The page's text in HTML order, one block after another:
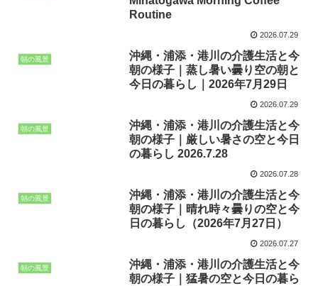
Routine
2026.07.29
朝の風景
沖縄・浦添・港川の介護生活と今
朝の様子｜蒸し暑い曇り空の朝と
今日の暮らし｜2026年7月29日
2026.07.29
朝の風景
沖縄・浦添・港川の介護生活と今
朝の様子｜厳しい暑さの空と今日
の暮らし 2026.7.28
2026.07.28
朝の風景
沖縄・浦添・港川の介護生活と今
朝の様子｜晴れ時々曇りの空と今
日の暮らし（2026年7月27日）
2026.07.27
朝の風景
沖縄・浦添・港川の介護生活と今
朝の様子｜猛暑の空と今日の暮ら